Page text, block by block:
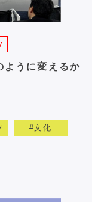
ように変えるか
文化